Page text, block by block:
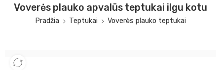
Voverės plauko apvalūs teptukai ilgu kotu
Pradžia Teptukai Voverės plauko teptukai